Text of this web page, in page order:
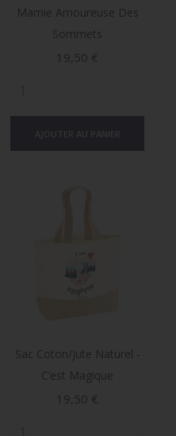
Mamie Amoureuse Des
Sommets
Prix
19,50 €
Sac Coton/jute Naturel -
C’est Magique
Prix
19,50 €